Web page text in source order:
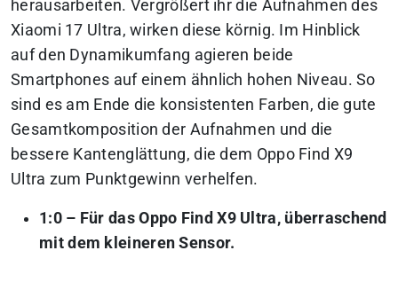
herausarbeiten. Vergrößert ihr die Aufnahmen des
Xiaomi 17 Ultra, wirken diese körnig. Im Hinblick
auf den Dynamikumfang agieren beide
Smartphones auf einem ähnlich hohen Niveau. So
sind es am Ende die konsistenten Farben, die gute
Gesamtkomposition der Aufnahmen und die
bessere Kantenglättung, die dem Oppo Find X9
Ultra zum Punktgewinn verhelfen.
1:0 – Für das Oppo Find X9 Ultra, überraschend
mit dem kleineren Sensor.